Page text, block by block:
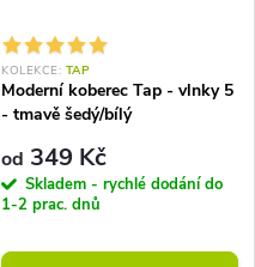
KOLEKCE: TAP
Moderní koberec Tap - vlnky 5
- tmavě šedý/bílý
od 349 Kč
Skladem - rychlé dodání do
1-2 prac. dnů